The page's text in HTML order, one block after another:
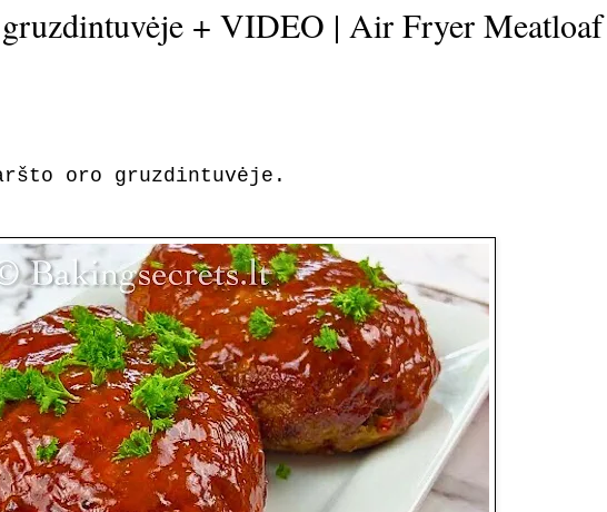
+ VIDEO | Air Fryer Meatloaf
oro gruzdintuvėje.